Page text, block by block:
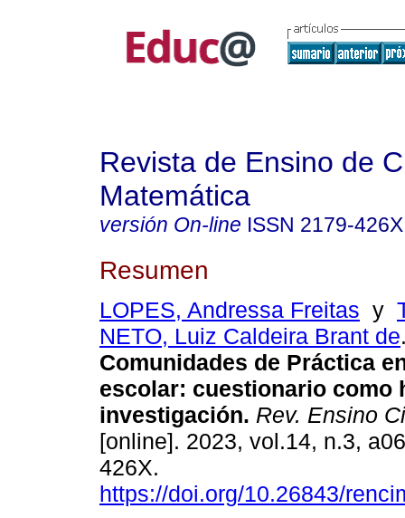
Revista de Ensino de
Matemática
versión On-line ISSN 2179-426X
Resumen
LOPES, Andressa Freitas y
NETO, Luiz Caldeira Brant de
Comunidades de Práctica
escolar: cuestionario como
investigación. Rev. Ensino
[online]. 2023, vol.14, n.3,
426X.
https://doi.org/10.26843/